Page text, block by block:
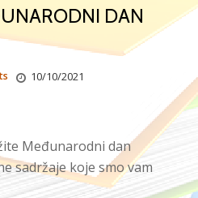
DAN
10/10/2021
Međunarodni dan
sadržaje koje smo vam